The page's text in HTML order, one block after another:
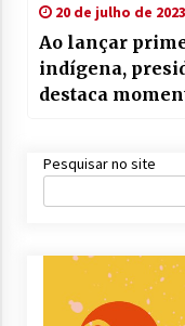
20 de julho de 2023
Ao lançar
indígena,
destaca
Pesquisar no site